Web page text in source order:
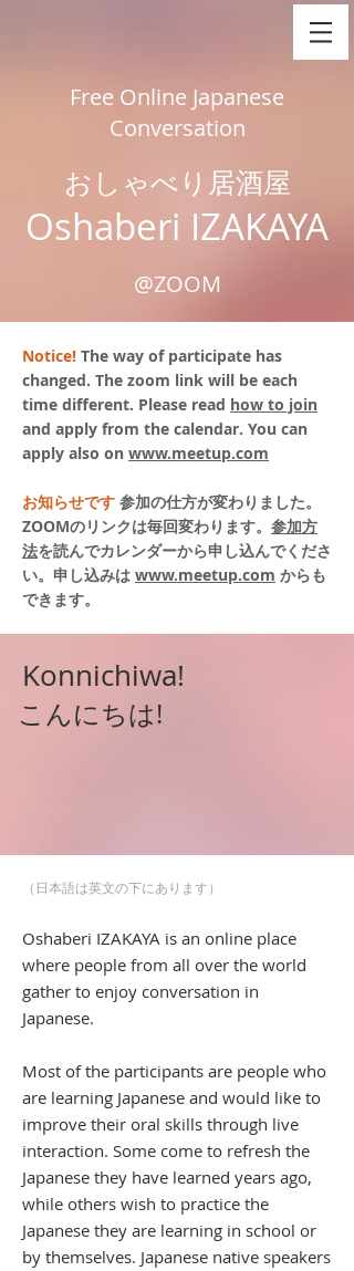
Free Online Japanese
Conversation
​おしゃべり居酒屋
​Oshaberi IZAKAYA
@ZOOM
Notice! The way of participate has
changed. The zoom link will be each
time different. Please read how to join
and apply from the calendar. You can
apply also on www.meetup.com
お知らせです 参加の仕方が変わりました。
ZOOMのリンクは毎回変わります。 参加方
法を読んでカレンダーから申し込んでくださ
い。申し込みは www.meetup.com からも
できます。
Konnichiwa!
こんにちは!
（日本語は英文の下にあります）
Oshaberi IZAKAYA is an online place
where people from all over the world
gather to enjoy conversation in
Japanese.
Most of the participants are people who
are learning Japanese and would like to
improve their oral skills through live
interaction. Some come to refresh the
Japanese they have learned years ago,
while others wish to practice the
Japanese they are learning in school or
by themselves. Japanese native speakers